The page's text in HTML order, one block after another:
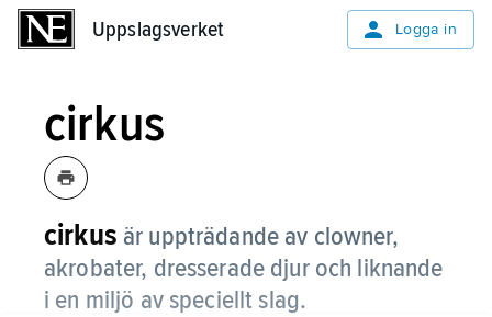
Uppslagsverket Logga in
cirkus
cirkus är uppträdande av clowner,
akrobater, dresserade djur och liknande
i en miljö av speciellt slag.